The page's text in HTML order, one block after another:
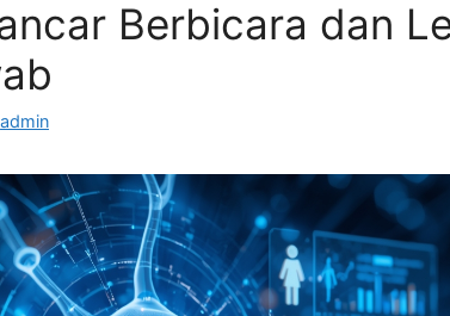
Berbicara dan
admin